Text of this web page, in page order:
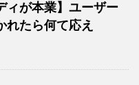
ィが本業】ユーザー
れたら何て応え